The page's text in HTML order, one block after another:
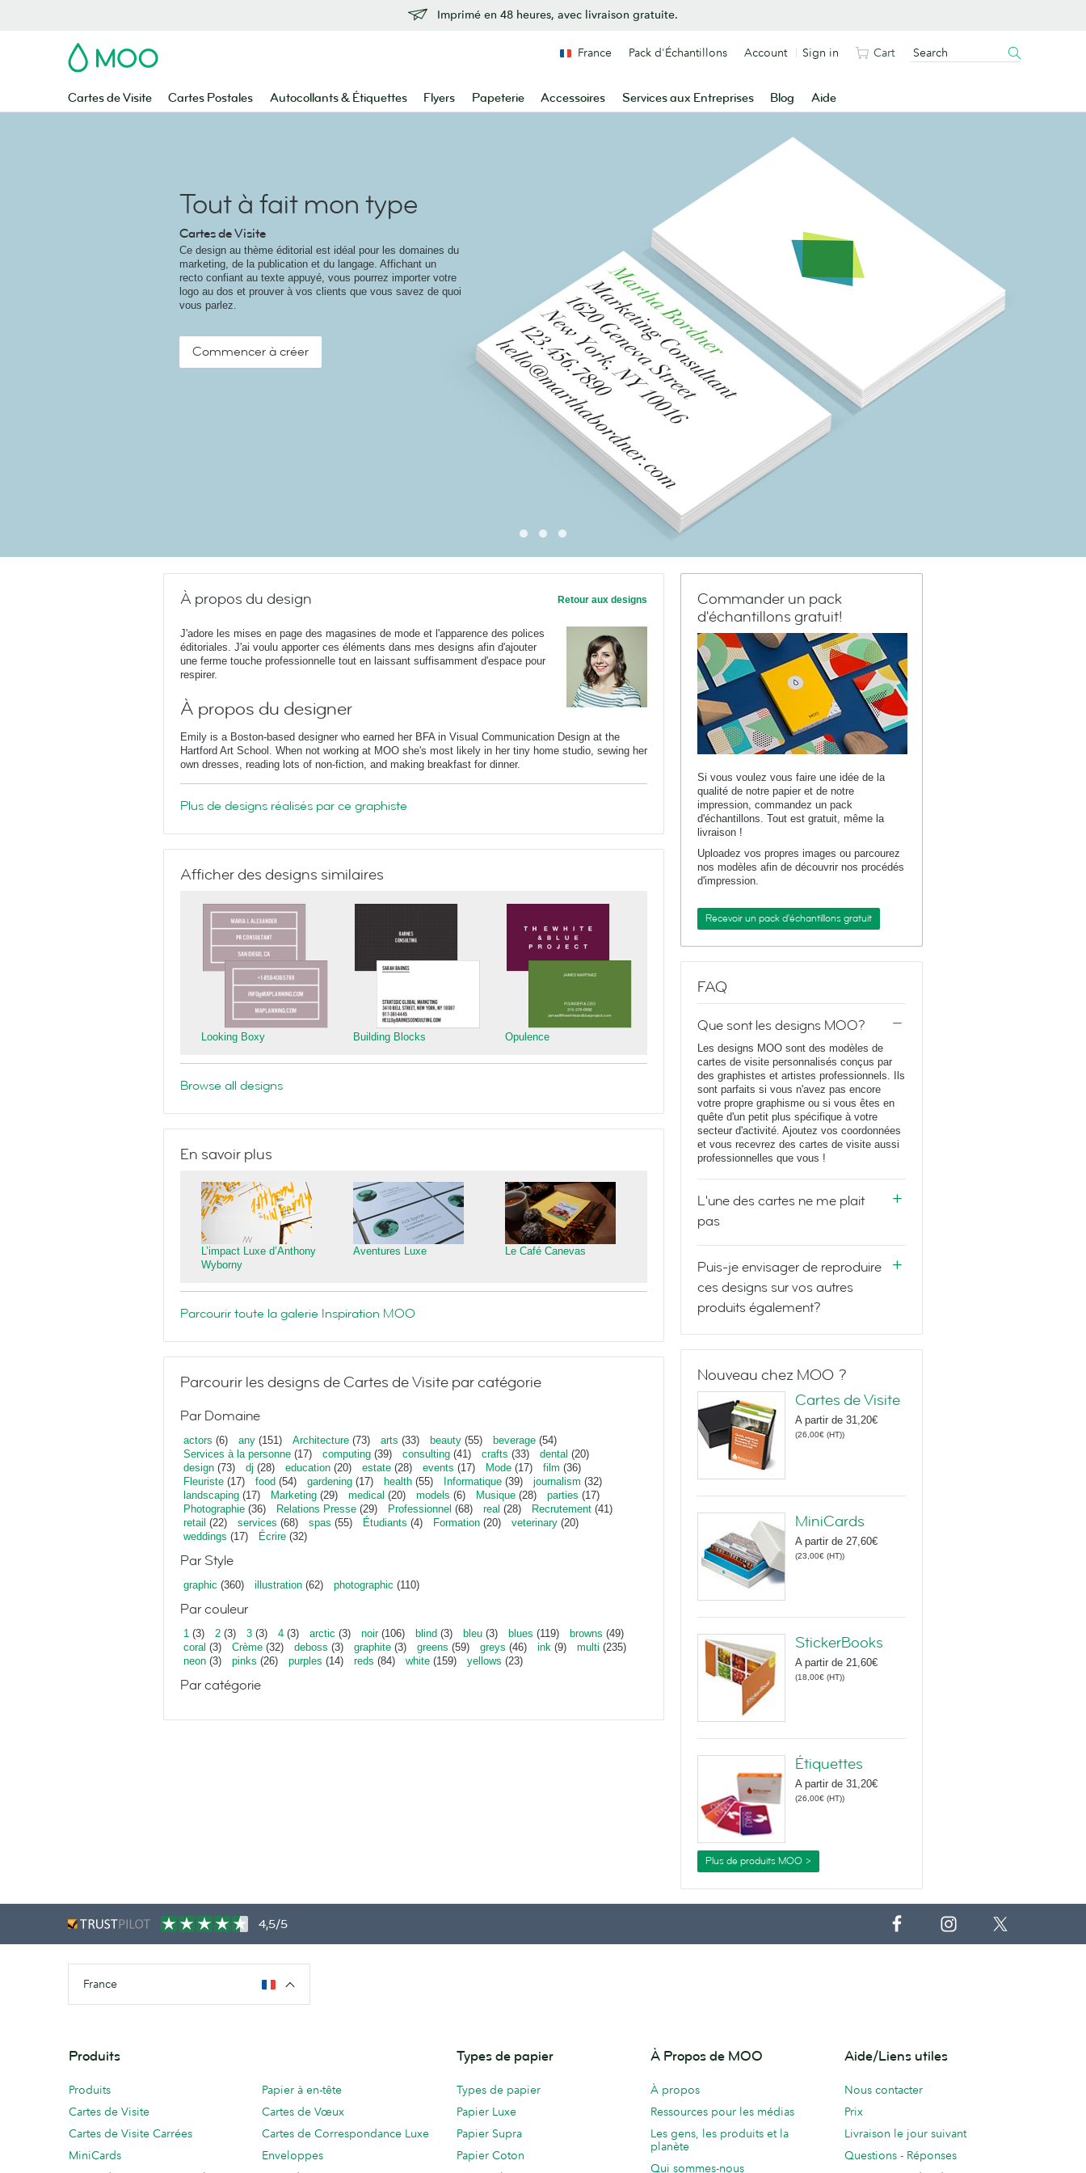
Imprimé en 48 heures, avec livraison gratuite.
MOO
Cartes de Visite Cartes Postales Autocollants & Étiquettes Flyers Papeterie Accessoires Services aux Entreprises Blog Aide
France Pack d'Échantillons Account Sign in Cart
Tout à fait mon type
Cartes de Visite
Ce design au thème éditorial est idéal pour les domaines du
marketing, de la publication et du langage. Affichant un
recto confiant au texte appuyé, vous pourrez importer votre
logo au dos et prouver à vos clients que vous savez de quoi
vous parlez.
Commencer à créer
À propos du design Retour aux designs
J'adore les mises en page des magasines de mode et l'apparence des polices
éditoriales. J'ai voulu apporter ces éléments dans mes designs afin d'ajouter
une ferme touche professionnelle tout en laissant suffisamment d'espace pour
respirer.
À propos du designer
Emily is a Boston-based designer who earned her BFA in Visual Communication Design at the
Hartford Art School. When not working at MOO she's most likely in her tiny home studio, sewing her
own dresses, reading lots of non-fiction, and making breakfast for dinner.
Plus de designs réalisés par ce graphiste
Afficher des designs similaires
Looking Boxy Building Blocks Opulence
Browse all designs
En savoir plus
L’impact Luxe d’Anthony
Wyborny
Aventures Luxe Le Café Canevas
Parcourir toute la galerie Inspiration MOO
Parcourir les designs de Cartes de Visite par catégorie
Par Domaine
actors (6) any (151) Architecture (73) arts (33) beauty (55) beverage (54)
Services à la personne (17) computing (39) consulting (41) crafts (33) dental (20)
design (73) dj (28) education (20) estate (28) events (17) Mode (17) film (36)
Fleuriste (17) food (54) gardening (17) health (55) Informatique (39) journalism (32)
landscaping (17) Marketing (29) medical (20) models (6) Musique (28) parties (17)
Photographie (36) Relations Presse (29) Professionnel (68) real (28) Recrutement (41)
retail (22) services (68) spas (55) Étudiants (4) Formation (20) veterinary (20)
weddings (17) Écrire (32)
Par Style
graphic (360) illustration (62) photographic (110)
Par couleur
1 (3) 2 (3) 3 (3) 4 (3) arctic (3) noir(106) blind (3) bleu (3) blues (119) browns (49)
coral (3) Crème (32) deboss (3) graphite (3) greens (59) greys (46) ink (9) multi (235)
neon (3) pinks (26) purples (14) reds (84) white (159) yellows (23)
Par catégorie
Commander un pack
d'échantillons gratuit!
Si vous voulez vous faire une idée de la
qualité de notre papier et de notre
impression, commandez un pack
d'échantillons. Tout est gratuit, même la
livraison !
Uploadez vos propres images ou parcourez
nos modèles afin de découvrir nos procédés
d'impression.
Recevoir un pack d'échantillons gratuit
FAQ
Que sont les designs MOO?
Les designs MOO sont des modèles de
cartes de visite personnalisés conçus par
des graphistes et artistes professionnels. Ils
sont parfaits si vous n'avez pas encore
votre propre graphisme ou si vous êtes en
quête d'un petit plus spécifique à votre
secteur d'activité. Ajoutez vos coordonnées
et vous recevrez des cartes de visite aussi
professionnelles que vous !
L'une des cartes ne me plait
pas
Puis-je envisager de reproduire
ces designs sur vos autres
produits également?
Nouveau chez MOO ?
Cartes de Visite
A partir de 31,20€
(26,00€ (HT))
MiniCards
A partir de 27,60€
(23,00€ (HT))
StickerBooks
A partir de 21,60€
(18,00€ (HT))
Étiquettes
A partir de 31,20€
(26,00€ (HT))
Plus de produits MOO >
4,5/5
France
Produits
Produits
Cartes de Visite
Cartes de Visite Carrées
MiniCards
Papier à en-tête
Cartes de Vœux
Cartes de Correspondance Luxe
Enveloppes
Types de papier
Types de papier
Papier Luxe
Papier Supra
Papier Coton
À Propos de MOO
À propos
Ressources pour les médias
Les gens, les produits et la
planète
Qui sommes-nous
Aide/Liens utiles
Nous contacter
Prix
Livraison le jour suivant
Questions - Réponses